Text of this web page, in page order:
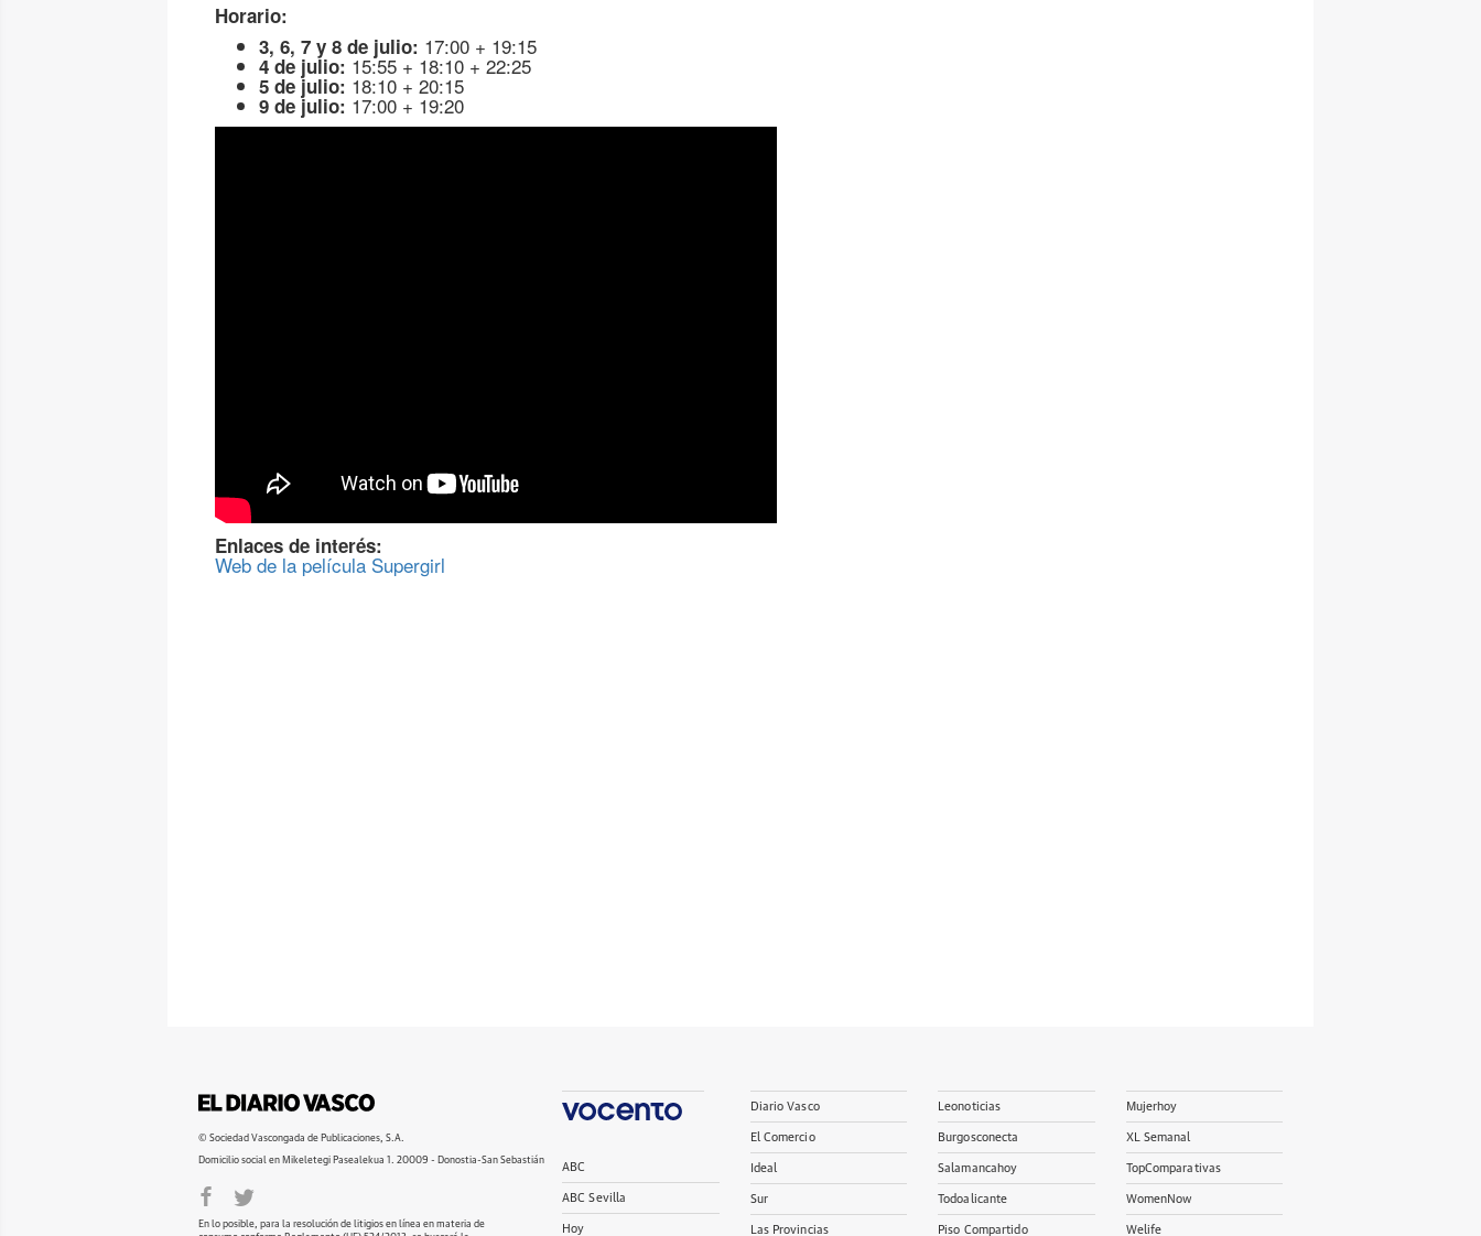
Horario:
3, 6, 7 y 8 de julio: 17:00 + 19:15
4 de julio: 15:55 + 18:10 + 22:25
5 de julio: 18:10 + 20:15
9 de julio: 17:00 + 19:20
Enlaces de interés:
Web de la película Supergirl
© Sociedad Vascongada de Publicaciones, S.A.
Domicilio social en Mikeletegi Pasealekua 1. 20009 - Donostia-San Sebastián
En lo posible, para la resolución de litigios en línea en materia de
ABC
ABC Sevilla
Hoy
Diario Vasco
El Comercio
Ideal
Sur
Las Provincias
Leonoticias
Burgosconecta
Salamancahoy
Todoalicante
Piso Compartido
Mujerhoy
XL Semanal
TopComparativas
WomenNow
Welife